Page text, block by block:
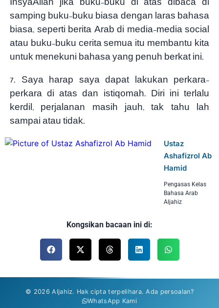
samping buku-buku biasa dengan laras bahasa
biasa, seperti berita Arab di media-media social
atau buku-buku cerita semua itu membantu kita
untuk menekuni bahasa yang penuh berkat ini.
7. Saya harap saya dapat lakukan perkara-
perkara di atas dan istiqomah. Diri ini terlalu
kerdil, perjalanan masih jauh, tak tahu lah
sampai atau tidak.
Ustaz
Ashafizrol Ab
Hamid
Pengasas Kelas
Bahasa Arab
Aljahiz
Kongsikan bacaan ini di:
© 2026 Aljahiz. Hak cipta terpelihara. Ada persoalan?
WhatsApp Kami